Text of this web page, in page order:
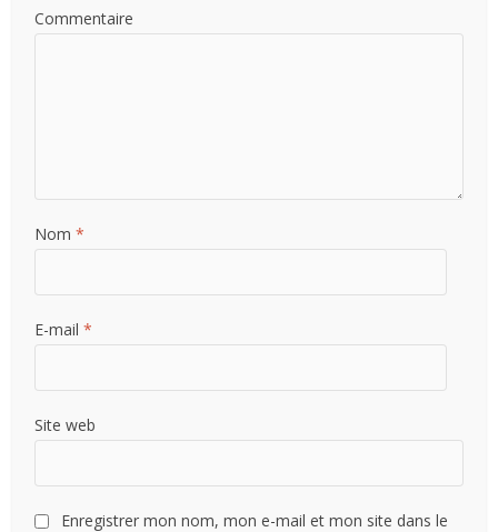
Commentaire
Nom*
E-mail*
Site web
Enregistrer mon nom, mon e-mail et mon site dans le